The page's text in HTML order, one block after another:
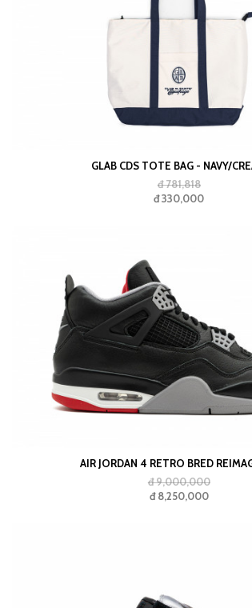
GLAB CDS TOTE BAG - NAVY/
đ 781,818
đ 330,000
AIR JORDAN 4 RETRO BRED
đ 9,000,000
đ 8,250,000